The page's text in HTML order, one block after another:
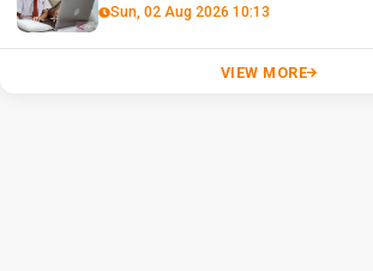
Sun, 02 Aug 2026 10:13
VIEW MORE